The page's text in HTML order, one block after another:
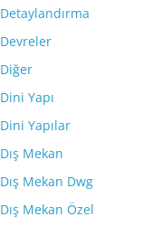
Detaylandırma
Devreler
Diğer
Dini Yapı
Dini Yapılar
Dış Mekan
Dış Mekan Dwg
Dış Mekan Özel